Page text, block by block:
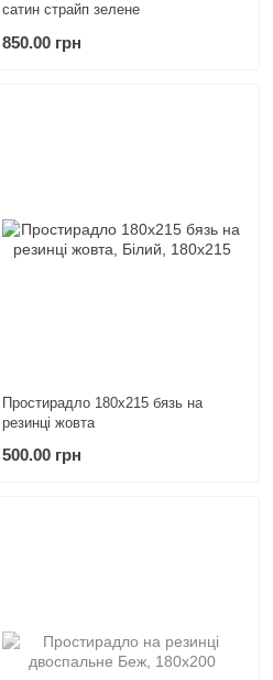
сатин страйп зелене
850.00 грн
Простирадло 180х215 бязь на
резинці жовта
500.00 грн